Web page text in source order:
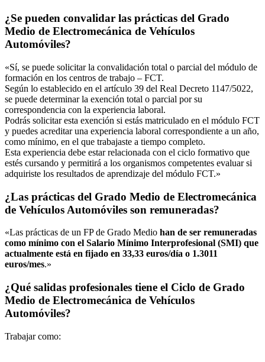
¿Se pueden convalidar las prácticas del Grado
Medio de Electromecánica de Vehículos
Automóviles?
«Sí, se puede solicitar la convalidación total o parcial del módulo de
formación en los centros de trabajo – FCT.
Según lo establecido en el artículo 39 del Real Decreto 1147/5022,
se puede determinar la exención total o parcial por su
correspondencia con la experiencia laboral.
Podrás solicitar esta exención si estás matriculado en el módulo FCT
y puedes acreditar una experiencia laboral correspondiente a un año,
como mínimo, en el que trabajaste a tiempo completo.
Esta experiencia debe estar relacionada con el ciclo formativo que
estés cursando y permitirá a los organismos competentes evaluar si
adquiriste los resultados de aprendizaje del módulo FCT.»
¿Las prácticas del Grado Medio de Electromecánica
de Vehículos Automóviles son remuneradas?
«Las prácticas de un FP de Grado Medio han de ser remuneradas
como mínimo con el Salario Mínimo Interprofesional (SMI) que
actualmente está en fijado en 33,33 euros/día o 1.3011
euros/mes.»
¿Qué salidas profesionales tiene el Ciclo de Grado
Medio de Electromecánica de Vehículos
Automóviles?
Trabajar como: